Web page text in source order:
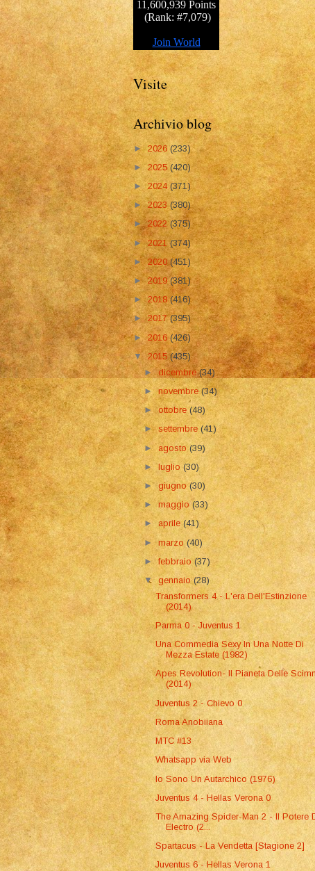
Visite
Archivio blog
► 2026(233)
►2025(420)
►2024 (371)
►2023(380)
►2022 (375)
►2021(374)
►2020(451)
►2019(381)
►2018(416)
►2017(395)
►2016(426)
▼2015(435)
►dicembre(34)
►novembre(34)
►ottobre(48)
►settembre(41)
►agosto(39)
►luglio(30)
►giugno(30)
►maggio(33)
►aprile(41)
►marzo(40)
►febbraio(37)
▼gennaio(28)
Transformers 4 - L'era Dell'Estinzione
(2014)
Parma 0 - Juventus 1
Una Commedia Sexy In Una Notte Di
Mezza Estate (1982)
Apes Revolution- Il Pianeta Delle
(2014)
Juventus 2 - Chievo 0
Roma Anobiiana
MTC #13
Whatsapp via Web
Io Sono Un Autarchico (1976)
Juventus 4 - Hellas Verona 0
The Amazing Spider-Man 2 - Il Potere
Electro (2...
Spartacus - La Vendetta [Stagione 2]
Juventus 6 - Hellas Verona 1